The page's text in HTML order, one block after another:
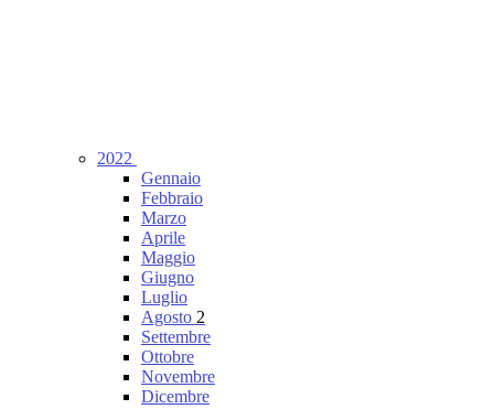
2022
Gennaio
Febbraio
Marzo
Aprile
Maggio
Giugno
Luglio
Agosto 2
Settembre
Ottobre
Novembre
Dicembre